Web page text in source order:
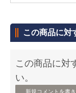
この商品に対
この商品に対
い。
新規コメントを書